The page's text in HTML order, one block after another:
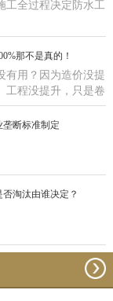
工全过程决定防水工
那不是真的！
有用？因为造价没提
工程没提升，只是卷
断标准制定
淘汰由谁决定？